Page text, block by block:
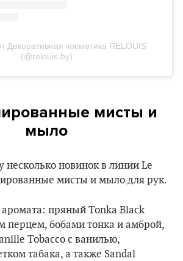
Декоративная косметика RELOUIS
(@relouis.by)
мисты и
мыло
несколько новинок в линии Le
мисты и мыло для рук.
пряный Tonka Black
перцем, бобами тонка и амброй,
Tobacco с ванилью,
табака, а также Sandal